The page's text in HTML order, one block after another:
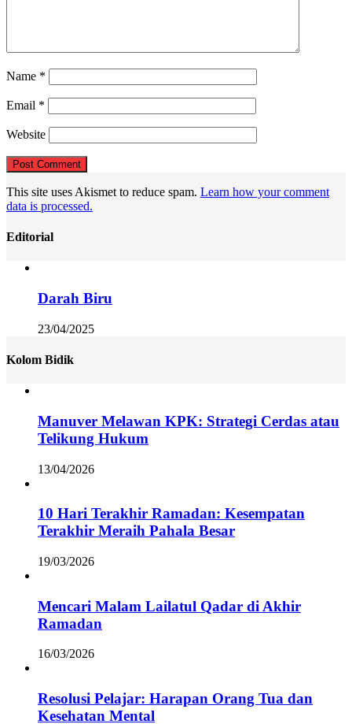
Name *
Email *
Website
This site uses Akismet to reduce spam. Learn how your comment
data is processed.
Editorial
Darah Biru
23/04/2025
Kolom Bidik
Manuver Melawan KPK: Strategi Cerdas atau
Telikung Hukum
13/04/2026
10 Hari Terakhir Ramadan: Kesempatan
Terakhir Meraih Pahala Besar
19/03/2026
Mencari Malam Lailatul Qadar di Akhir
Ramadan
16/03/2026
Resolusi Pelajar: Harapan Orang Tua dan
Kesehatan Mental